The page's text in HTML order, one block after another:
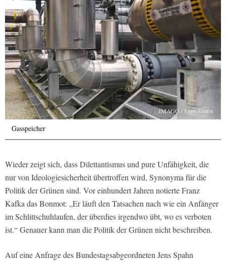
IMAGO / Sven Simon
Gasspeicher
Wieder zeigt sich, dass Dilettantismus und pure Unfähigkeit, die
nur von Ideologiesicherheit übertroffen wird, Synonyma für die
Politik der Grünen sind. Vor einhundert Jahren notierte Franz
Kafka das Bonmot: „Er läuft den Tatsachen nach wie ein Anfänger
im Schlittschuhlaufen, der überdies irgendwo übt, wo es verboten
ist.“ Genauer kann man die Politik der Grünen nicht beschreiben.
Auf eine Anfrage des Bundestagsabgeordneten Jens Spahn